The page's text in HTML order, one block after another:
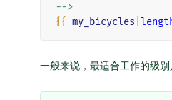
-->
{{ my_bicycles
一般来说，最适合工作的级别